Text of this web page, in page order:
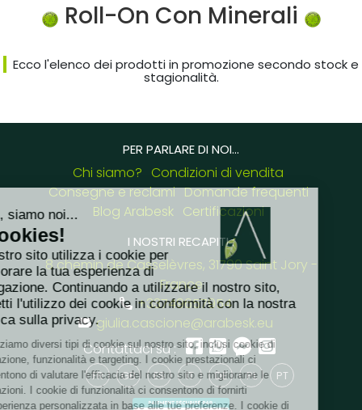
Roll-On Con Minerali
Ecco l'elenco dei prodotti in promozione secondo stock e
stagionalità.
PER PARLARE DI NOI...
Chi siamo? Condizioni di vendita
Consegne e reclami Domande frequenti
Blog Arabesk Certificazioni
I NOSTRI RECAPITI :
8 chemin de Casselèvres, 31790 Saint Jory -
France
+33749657954
giulia.cascione@arabesk.eu
Contattaci su :
FR GB ES IT DE PL PT